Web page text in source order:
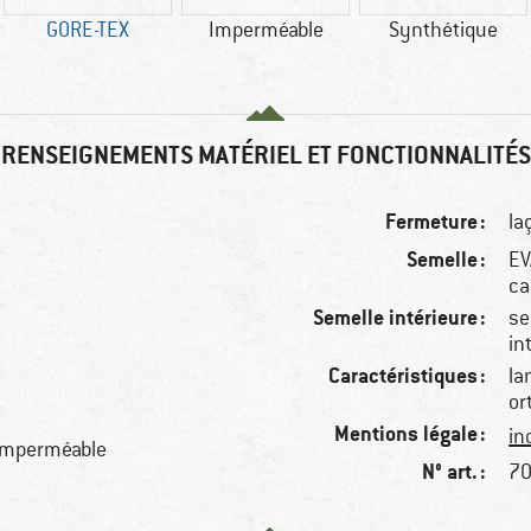
GORE-TEX Imperméable Synthétique
RENSEIGNEMENTS MATÉRIEL ET FONCTIONNALITÉS
Fermeture :
Semelle :
Semelle intérieure :
Caractéristiques :
Mentions légale :
N° art. :